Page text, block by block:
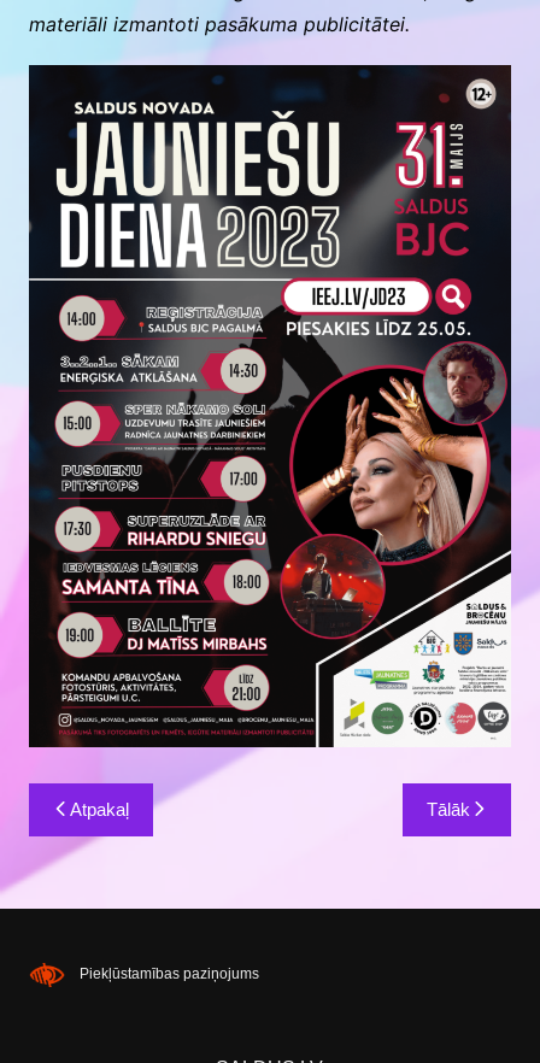
materiāli izmantoti pasākuma publicitātei.
Ziņu
izvēlne
Atpakaļ Tālāk
Piekļūstamības paziņojums